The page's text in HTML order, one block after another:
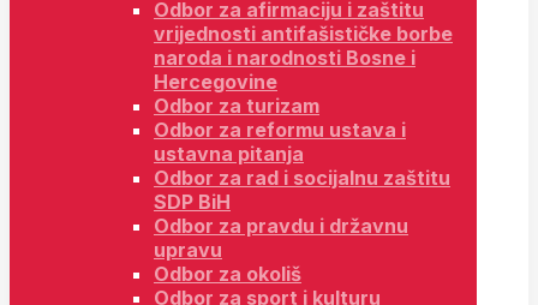
Odbor za afirmaciju i zaštitu
vrijednosti antifašističke borbe
naroda i narodnosti Bosne i
Hercegovine
Odbor za turizam
Odbor za reformu ustava i
ustavna pitanja
Odbor za rad i socijalnu zaštitu
SDP BiH
Odbor za pravdu i državnu
upravu
Odbor za okoliš
Odbor za sport i kulturu